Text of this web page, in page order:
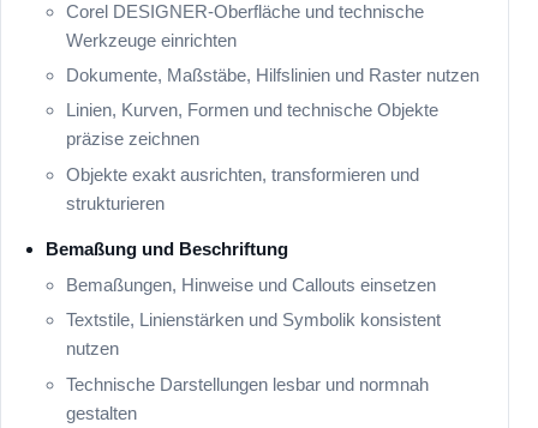
Corel DESIGNER-Oberfläche und technische
Werkzeuge einrichten
Dokumente, Maßstäbe, Hilfslinien und Raster nutzen
Linien, Kurven, Formen und technische Objekte
präzise zeichnen
Objekte exakt ausrichten, transformieren und
strukturieren
Bemaßung und Beschriftung
Bemaßungen, Hinweise und Callouts einsetzen
Textstile, Linienstärken und Symbolik konsistent
nutzen
Technische Darstellungen lesbar und normnah
gestalten